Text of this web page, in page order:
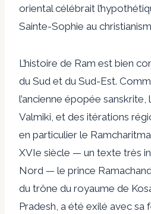
oriental célébrait
Sainte-Sophie au
L’histoire de Ram est bien
du Sud et du Sud-Est.
l’ancienne épopée sanskrite,
Valmiki, et des itérations
en particulier le
XVIe siècle — un texte très
Nord — le prince
du trône du royaume de
Pradesh, a été exilé avec sa